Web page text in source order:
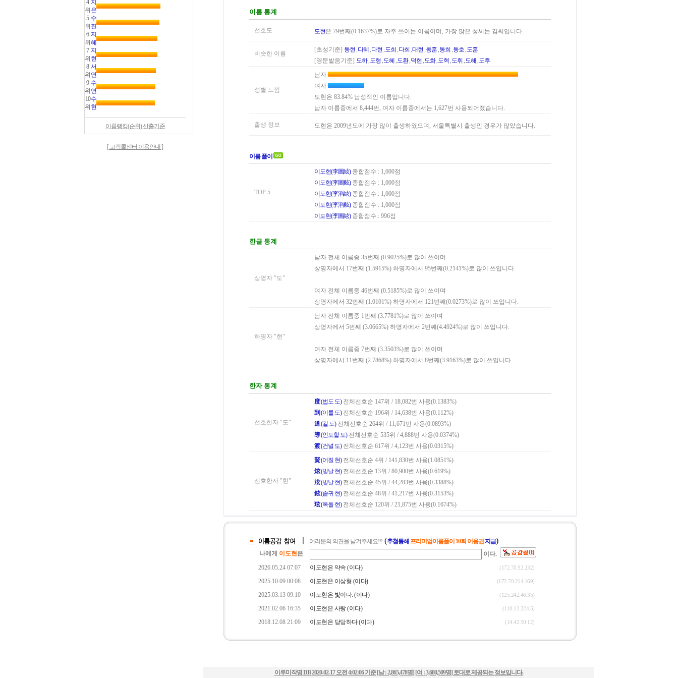
4
위
지
은
5
위
수
진
6
위
지
혜
7
위
지
현
8
위
서
연
9
위
수
연
10
위
수
현
이름랭킹(순위) 산출기준
[ 고객콜센터 이용안내 ]
이루미작명 DB2020-02-17 오전 4:02:06기준 [남 :2,865,478명] [여 :3,680,509명] 토대로 제공되는 정보입니다.